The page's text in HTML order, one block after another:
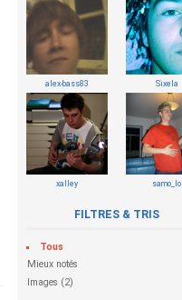
alex-bass83 Sixela
xalley samo_lo
FILTRES & TRIS
Tous
Mieux notés
Images (2)